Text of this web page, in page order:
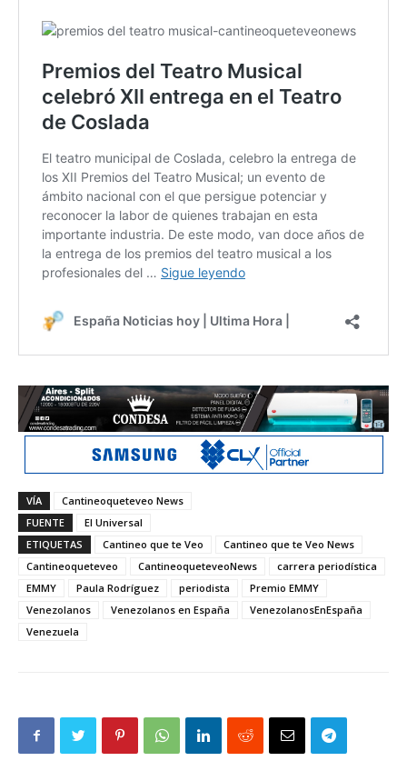
VÍA
Cantineoqueteveo News
FUENTE
El Universal
ETIQUETAS
Cantineo que te Veo
Cantineo que te Veo News
Cantineoqueteveo
CantineoqueteveoNews
carrera periodística
EMMY
Paula Rodríguez periodista
Premio EMMY
Venezolanos
Venezolanos en España
VenezolanosEnEspaña
Venezuela